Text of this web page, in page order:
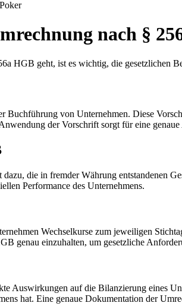
Poker
nach §
HGB geht, ist es wichtig, die gesetzlichen
Buchführung von Unternehmen. Diese
der Vorschrift sorgt für eine
die in fremder Währung entstandenen
Performance des Unternehmens.
Wechselkurse zum jeweiligen
genau einzuhalten, um gesetzliche
Auswirkungen auf die Bilanzierung eines
hat. Eine genaue Dokumentation der